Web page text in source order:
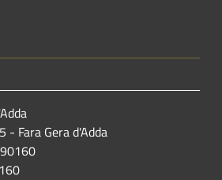
- Fara Gera d'Adda